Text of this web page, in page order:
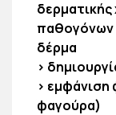
παθογόνων
δέρμα
>
> εμφάνιση
φαγούρα)